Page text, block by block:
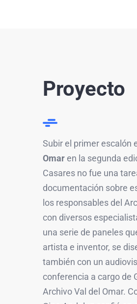
Proyecto
Subir el primer escalón
Omar en la segunda
Casares no fue una
documentación sobre
los responsables del
con diversos
una serie de paneles
artista e inventor, se
también con un
conferencia a cargo de
Archivo Val del Omar.